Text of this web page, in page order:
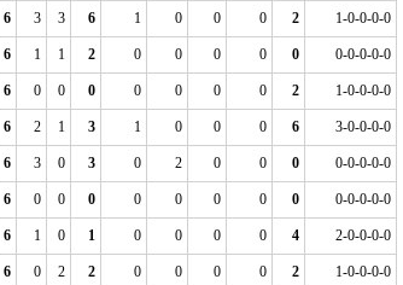
6 3 3 6 1 0 0 0 2 1-0-0-0-0
6 1 1 2 0 0 0 0 0 0-0-0-0-0
6 0 0 0 0 0 0 0 2 1-0-0-0-0
6 2 1 3 1 0 0 0 6 3-0-0-0-0
6 3 0 3 0 2 0 0 0 0-0-0-0-0
6 0 0 0 0 0 0 0 0 0-0-0-0-0
6 1 0 1 0 0 0 0 4 2-0-0-0-0
6 0 2 2 0 0 0 0 2 1-0-0-0-0